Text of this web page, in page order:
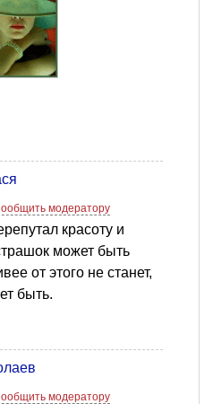
модератору
красоту и
может быть
от этого не станет,
быть.
модератору